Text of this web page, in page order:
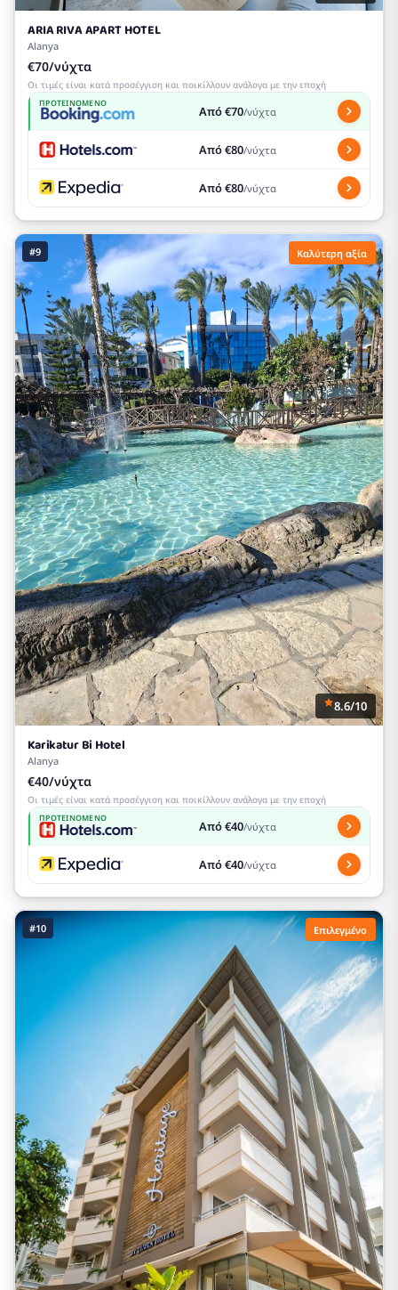
ARIA RIVA APART HOTEL
Alanya
€70/νύχτα
Οι τιμές είναι κατά προσέγγιση και ποικίλλουν ανάλογα με την εποχή
ΠΡΟΤΕΙΝΌΜΕΝΟ Από €70/νύχτα
Από €80/νύχτα
Από €80/νύχτα
#9 Καλύτερη αξία
8.6/10
Karikatur Bi Hotel
Alanya
€40/νύχτα
Οι τιμές είναι κατά προσέγγιση και ποικίλλουν ανάλογα με την εποχή
ΠΡΟΤΕΙΝΌΜΕΝΟ Από €40/νύχτα
Από €40/νύχτα
#10 Επιλεγμένο